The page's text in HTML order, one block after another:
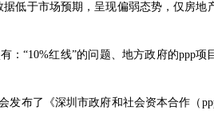
低于市场预期，呈现偏弱态势，仅房地
：“10%红线”的问题、地方政府的ppp项
发布了《深圳市政府和社会资本合作（